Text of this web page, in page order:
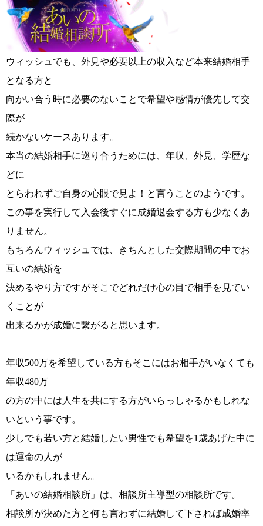
鹿児島店 佐世保店
ウィッシュの婚活メソッド ご成婚までの流れ
親御様から始める婚活 プラチナ倶楽部
ウィッシュブログ
会社概要
特定商取引法の表記につい
て
ウィッシュでも、外見や必要以上の収入など本来結婚相手
となる方と
向かい合う時に必要のないことで希望や感情が優先して交
際が
続かないケースあります。
本当の結婚相手に巡り合うためには、年収、外見、学歴な
どに
とらわれずご自身の心眼で見よ！と言うことのようです。
この事を実行して入会後すぐに成婚退会する方も少なくあ
りません。
もちろんウィッシュでは、きちんとした交際期間の中でお
互いの結婚を
決めるやり方ですがそこでどれだけ心の目で相手を見てい
くことが
出来るかが成婚に繋がると思います。
年収500万を希望している方もそこにはお相手がいなくても
年収480万
の方の中には人生を共にする方がいらっしゃるかもしれな
いという事です。
少しでも若い方と結婚したい男性でも希望を1歳あげた中に
は運命の人が
いるかもしれません。
「あいの結婚相談所」は、相談所主導型の相談所です。
相談所が決めた方と何も言わずに結婚して下されば成婚率